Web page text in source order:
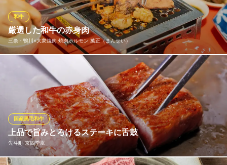
と成育。贅を極めた逸品をぜひ。
肉亭 結
肉割烹・個室焼肉
地下鉄東西線京都市役所前駅 徒歩1分
京都府京都市中京区上樵木町503-2
厳選した和牛の赤身肉
三条・鴨川×大衆焼肉 焼肉ホルモン 萬正（まんせい）
和牛
木屋町の路地裏焼肉【焼肉ホルモン萬正】国産和牛をリーズナブ
ルにお楽しみ頂ける当店では，仕入れ状況により、あのブランド
牛が♪厳選した和牛の赤身やタンをはじめ、種類豊富なホルモンも
自慢です！当店の赤身肉は厳選した和牛を使用しております。
三条・鴨川×大衆焼肉 焼肉ホルモン 萬正（まんせい）
三条鴨川沿い・大衆焼肉
京阪本線三条駅 徒歩2分
京都府京都市中京区上大阪町518
上品で旨みとろけるステーキに舌鼓
先斗町 京四季庵
国産黒毛和牛